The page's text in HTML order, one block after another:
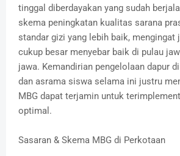
tinggal diberdayakan yang sudah
skema peningkatan kualitas sarana
standar gizi yang lebih baik, mengingat
cukup besar menyebar baik di pulau
jawa. Kemandirian pengelolaan dapur
dan asrama siswa selama ini justru
MBG dapat terjamin untuk
optimal.
Sasaran & Skema MBG di Perkotaan